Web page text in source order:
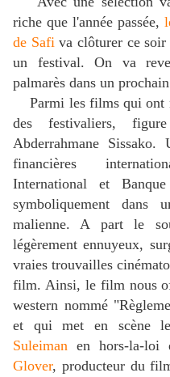
riche que l'année passée,
de Safiva clôturer ce soir
un festival. On va
palmarès dans un
Parmi les films qui ont
des festivaliers,
Abderrahmane Sissako.
financières
International et
symboliquement dans
malienne. A part le
légèrement ennuyeux,
vraies trouvailles
film. Ainsi, le film nous
western nommé
et qui met en scène le
Suleiman en hors-la-loi
Glover, producteur du